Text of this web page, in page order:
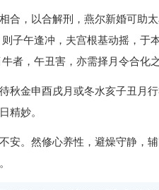
合，以合解刑，燕尔新婚可助
子午逢冲，夫宫根基动摇，于
者，午丑害，亦需择月令合化
秋金申酉戌月或冬水亥子丑月
精妙。
安。然修心养性，避燥守静，